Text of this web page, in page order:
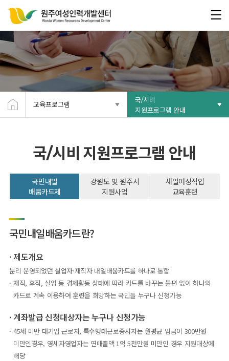
교육프로그램
국/시비
지원프로그램 안내
국/시비 지원프로그램 안내
국민내일
배움카드제
강원도 및 원주시
지원사업
새일여성직업
교육훈련
국민내일배움카드란?
제도개요
분리 운영되었던 실업자·재직자 내일배움카드를 하나로 통합
재직, 휴직, 실업 등 경제활동 상태에 따라 카드를 바꾸는 불편 없이 하나의
카드로 계속 이용하여 훈련을 희망하는 국민들 누구나 신청가능
계좌발급 신청대상자는 누구나 신청가능
45세 미만 대기업 근로자, 특수형태근로종사자는 월평균 임금이 300만원
미만인경우, 영세자영업자는 연매출액 1억 5천만원 미만인 경우 지원대상에
해당